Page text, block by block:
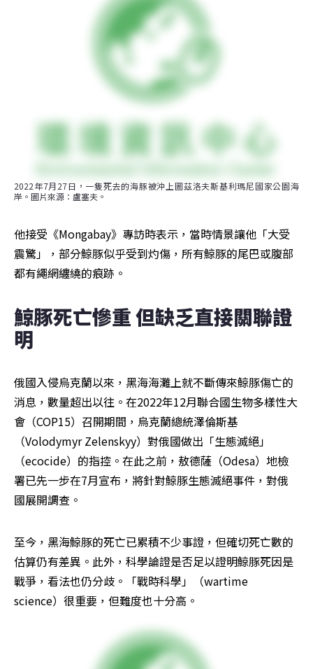
2022年7月27日，一隻死去的海豚被沖上圖茲洛夫斯基利瑪尼國家公園海
岸。圖片來源：盧塞夫。
他接受《Mongabay》專訪時表示，當時情景讓他「大受
震驚」，部分鯨豚似乎受到灼傷，所有鯨豚的尾巴或腹部
都有繩網纏繞的痕跡。
鯨豚死亡慘重 但缺乏直接關聯證
明
俄國入侵烏克蘭以來，黑海海灘上就不斷傳來鯨豚傷亡的
消息，數量超出以往。在2022年12月聯合國生物多樣性大
會（COP15）召開期間，烏克蘭總統澤倫斯基
（Volodymyr Zelenskyy）對俄國做出「生態滅絕」
（ecocide）的指控。在此之前，敖德薩（Odesa）地檢
署已先一步在7月宣布，將針對鯨豚生態滅絕事件，對俄
國展開調查。
至今，黑海鯨豚的死亡已累積不少事證，但確切死亡數的
估算仍有差異。此外，科學論證是否足以證明鯨豚死因是
戰爭，看法也仍分歧。「戰時科學」（wartime
science）很重要，但難度也十分高。